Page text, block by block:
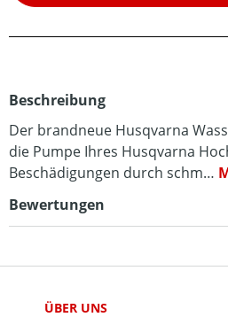
Beschreibung
Der brandneue Husqvarna
die Pumpe Ihres Husqvarna
Beschädigungen durch schm…
Bewertungen
ÜBER UNS